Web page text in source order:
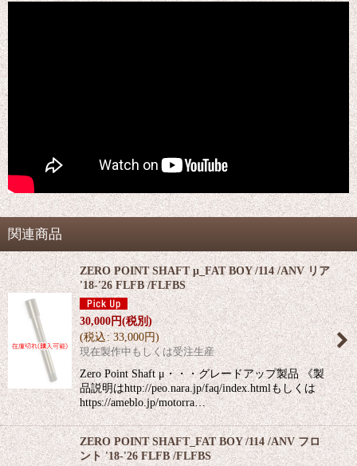
関連商品
ZERO POINT SHAFT μ_FAT BOY /114 /ANV リア
'18-'26 FLFB /FLFBS
30,000円(税別)
(税込: 33,000円)
現在製作中もしくは受注生産
Zero Point Shaft μ・・・グレードアップ製品 《製
品説明はhttp://peo.nara.jp/faq/index.htmlもしくは
https://ameblo.jp/motorra…
ZERO POINT SHAFT_FAT BOY /114 /ANV フロ
ント '18-'26 FLFB /FLFBS